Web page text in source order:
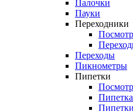
Палочки
Пауки
Переходники
Переходы
Пикнометры
Пипетки